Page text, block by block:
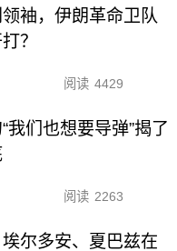
袖，伊朗革命卫队
？
阅读 4429
我们也想要导弹”揭了
阅读 2263
尔多安、夏巴兹在